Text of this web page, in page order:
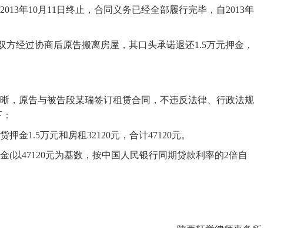
年10月11日终止，合同义务已经全部履行完毕，自2013年
经过协商后原告搬离房屋，其口头承诺退还1.5万元押金，
，原告与被告段某瑞签订租赁合同，不违反法律、行政法规
金1.5万元和房租32120元，合计47120元。
(以47120元为基数，按中国人民银行同期贷款利率的2倍自